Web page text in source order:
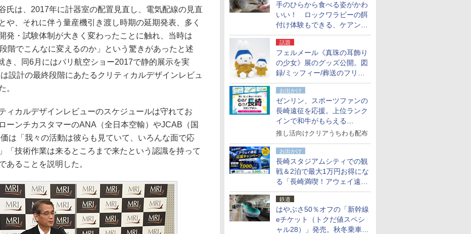
手のひらから食べる姿がかわ
いい！ ロックワラビーの餌
付け体験もできる、ケアンズ
でアサートン高原の日本語ガ
イド付きツアーに参加してみ
た
話題
フェルメール《真珠の耳飾り
の少女》展のグッズ公開。図
録/ミッフィー/葬送のフリー
レンほか、注目ブランドコラ
ボが実現
お出かけ
ゼンリン、スポーツファンの
長崎遠征を応援。上位ランク
インで和牛がもらえる
「GO！GO！長崎スタンプラ
推し活向けクリアうちわも配布
お出かけ
長崎スタジアムシティでの観
戦＆2泊で最大1万円お得にな
る「長崎満喫！アウェイ遠征
応援キャンペーン」
鉄道
はやぶさ50％オフの「新幹線
eチケット（トクだ値スペシ
ャル28）」発売。秋冬乗車
氏は、2017年に計器室の配置見直し、電気配線の見直
や、それに伴う量産機引き渡し時期の延期発表、多く
発・試験体制が大きく変わったことに触れ、当時は
階でこんなに変えるのか」という驚きがあったと述
き、同6月にはパリ航空ショー2017で静的展示を実
設計の最終段階にあたるクリティカルデザインレビュ
。
ィカルデザインレビューのスケジュールは守れてお
ーンチカスタマーのANA（全日本空輸）やJCAB（国
は「我々の活動は彼らも見ていて、いろんな面で応
「技術作業は来るところまで来たという認識を持って
あることを説明した。